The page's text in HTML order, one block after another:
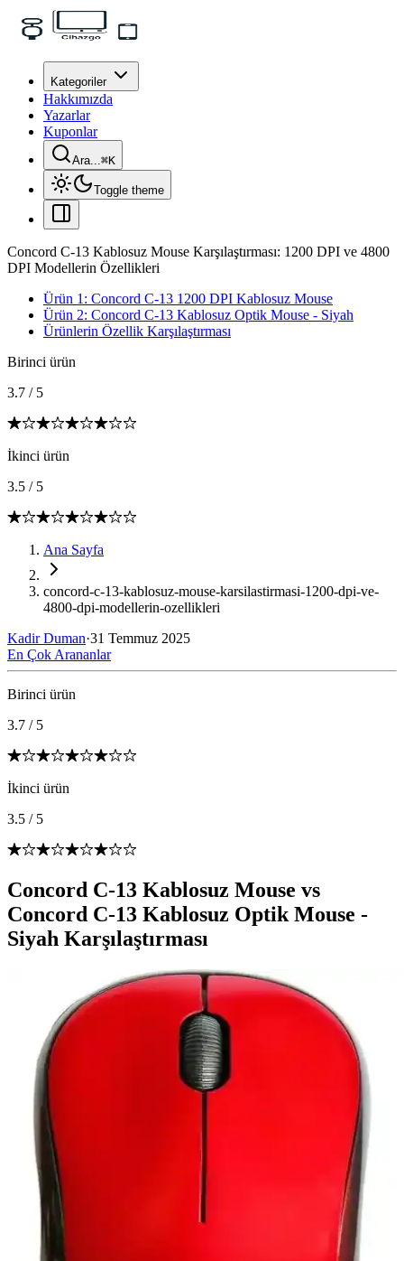
Kategoriler
Hakkımızda
Yazarlar
Kuponlar
Ara...⌘K
Toggle theme
Concord C-13 Kablosuz Mouse Karşılaştırması: 1200 DPI ve 4800
DPI Modellerin Özellikleri
Ürün 1: Concord C-13 1200 DPI Kablosuz Mouse
Ürün 2: Concord C-13 Kablosuz Optik Mouse - Siyah
Ürünlerin Özellik Karşılaştırması
Birinci ürün
3.7 / 5
İkinci ürün
3.5 / 5
Ana Sayfa
concord-c-13-kablosuz-mouse-karsilastirmasi-1200-dpi-ve-
4800-dpi-modellerin-ozellikleri
Kadir Duman·31 Temmuz 2025
En Çok Arananlar
Birinci ürün
3.7 / 5
İkinci ürün
3.5 / 5
Concord C-13 Kablosuz Mouse vs
Concord C-13 Kablosuz Optik Mouse -
Siyah Karşılaştırması